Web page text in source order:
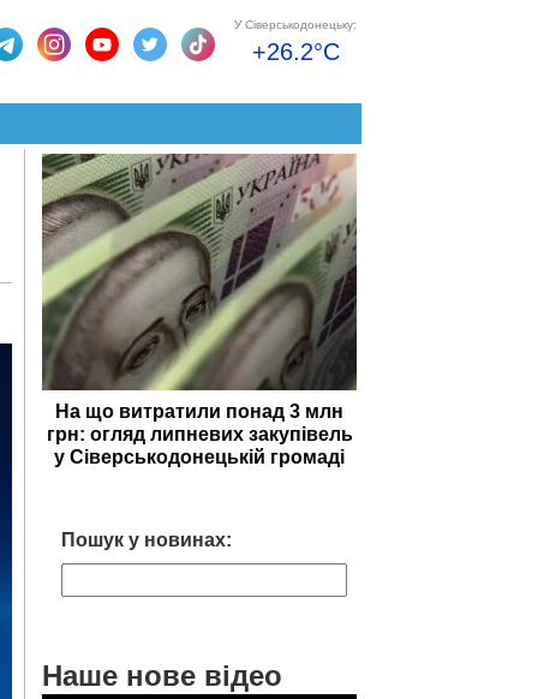
У Сіверськодонецьку:
+26.2°C
На що витратили понад 3 млн
грн: огляд липневих закупівель
у Сіверськодонецькій громаді
Пошук у новинах:
Наше нове відео